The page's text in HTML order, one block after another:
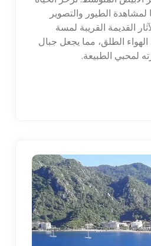
لمشاهدة الطيور والتصوير
القديمة القريبة لمسة
الطلق، مما يجعل جبال
لمحبي الطبيعة.